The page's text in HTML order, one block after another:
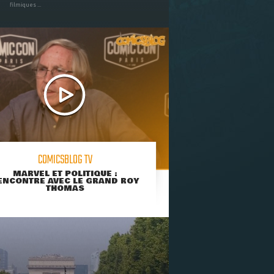
filmiques ...
COMICSBLOG TV
MARVEL ET POLITIQUE :
AVEC LE GRAND ROY
THOMAS